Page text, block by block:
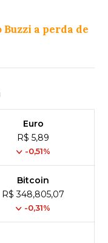
a perda de
Euro
R$ 5,89
-0,51%
Bitcoin
R$ 348,805,07
-0,31%